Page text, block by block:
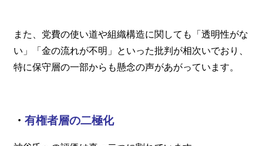
また、党費の使い道や組織構造に関しても「透明性がな
い」「金の流れが不明」といった批判が相次いでおり、
特に保守層の一部からも懸念の声があがっています。
・ 有権者層の二極化